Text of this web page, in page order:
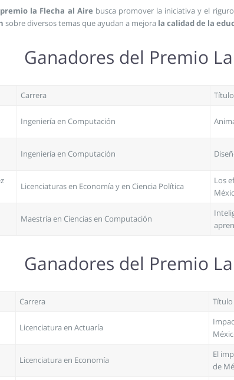
premio la Flecha al Aire busca promover la iniciativa y el
sobre diversos temas que ayudan a mejora la calidad de la
Ganadores del Premio
Carrera
Ingeniería en Computación
Ingeniería en Computación
Licenciaturas en Economía y en Ciencia Política
Los
Maestría en Ciencias en Computación
Ganadores del Premio
Carrera Título
Licenciatura en Actuaría
Licenciatura en Economía
El
de